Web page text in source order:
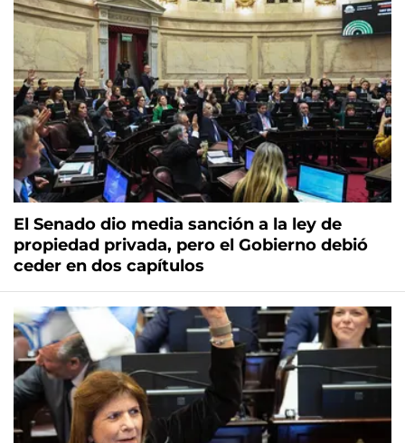
El Senado dio media sanción a la ley de
propiedad privada, pero el Gobierno debió
ceder en dos capítulos